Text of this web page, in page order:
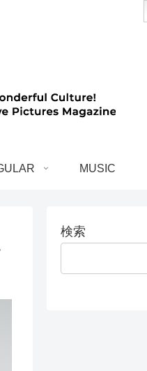
MUSIC
検索